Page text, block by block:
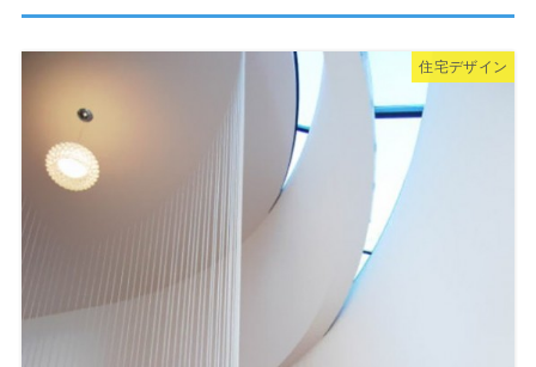
住宅デザイン